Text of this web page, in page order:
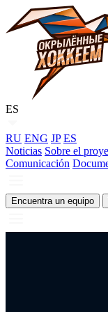
ES
RU ENG JP ES
Noticias Sobre el
Comunicación
Encuentra un equipo